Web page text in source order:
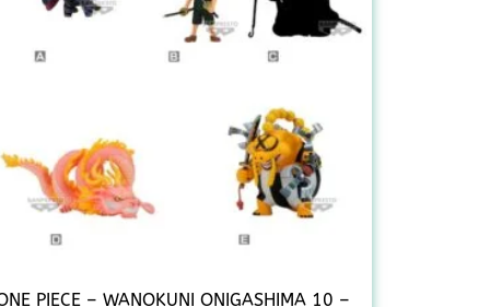
PIECE – WANOKUNI ONIGASHIMA 10 –